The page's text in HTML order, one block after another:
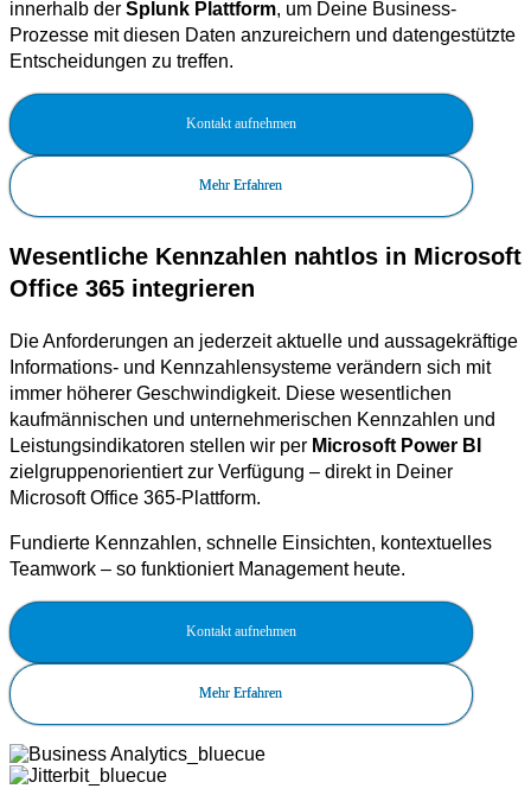
innerhalb der Splunk Plattform, um Deine Business-
Prozesse mit diesen Daten anzureichern und datengestützte
Entscheidungen zu treffen.
Kontakt aufnehmen
Mehr Erfahren
Wesentliche Kennzahlen nahtlos in Microsoft
Office 365 integrieren
Die Anforderungen an jederzeit aktuelle und aussagekräftige
Informations- und Kennzahlensysteme verändern sich mit
immer höherer Geschwindigkeit. Diese wesentlichen
kaufmännischen und unternehmerischen Kennzahlen und
Leistungsindikatoren stellen wir per Microsoft Power BI
zielgruppenorientiert zur Verfügung – direkt in Deiner
Microsoft Office 365-Plattform.
Fundierte Kennzahlen, schnelle Einsichten, kontextuelles
Teamwork – so funktioniert Management heute.
Kontakt aufnehmen
Mehr Erfahren